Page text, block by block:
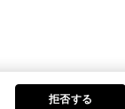
拒否する